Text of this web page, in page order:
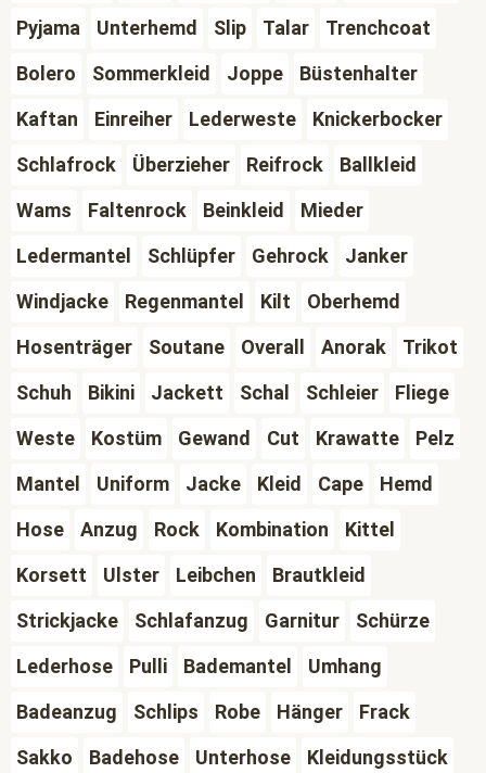
Pyjama
Unterhemd Slip Talar
Trenchcoat
Bolero
Sommerkleid Joppe
Büstenhalter
Kaftan
Einreiher Lederweste
Knickerbocker
Schlafrock
Überzieher Reifrock
Ballkleid
Wams
Faltenrock Beinkleid
Mieder
Ledermantel
Schlüpfer Gehrock
Janker
Windjacke
Regenmantel Kilt
Oberhemd
Hosenträger
Soutane Overall Anorak
Trikot
Schuh
Bikini Jackett Schal Schleier
Fliege
Weste
Kostüm Gewand Cut Krawatte
Pelz
Mantel
Uniform Jacke Kleid Cape
Hemd
Hose
Anzug Rock Kombination
Kittel
Korsett
Ulster Leibchen
Brautkleid
Strickjacke
Schlafanzug Garnitur
Schürze
Lederhose
Pulli Bademantel
Umhang
Badeanzug
Schlips Robe Hänger
Frack
Sakko
Badehose Unterhose Kleidungsstück